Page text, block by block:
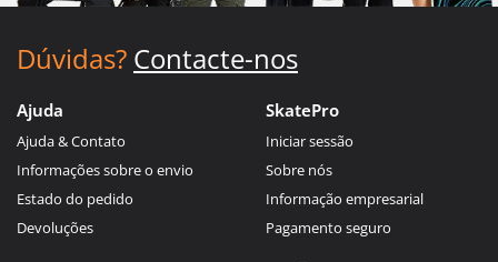
Dúvidas? Contacte-nos
Ajuda
Ajuda & Contato
Informações sobre o envio
Estado do pedido
Devoluções
SkatePro
Iniciar sessão
Sobre nós
Informação empresarial
Pagamento seguro